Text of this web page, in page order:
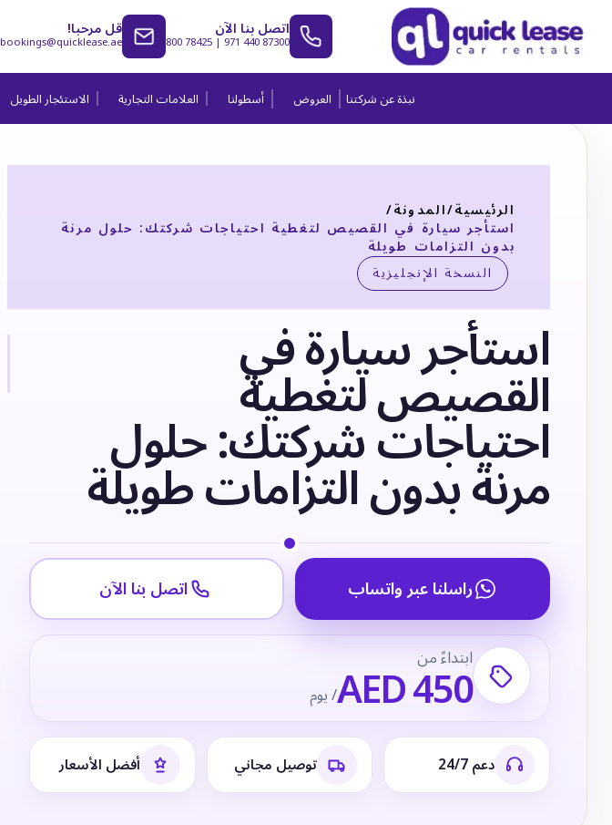
اتصل بنا الآن800 78425 |971 440 87300 قل مرحبا!
bookings@quicklease.ae
نبذة عن شركتنا العروض أسطولنا العلامات التجارية الاستئجار الطويل
الرئيسية/المدونة/
استأجر سيارة في القصيص لتغطية احتياجات شركتك: حلول مرنة
بدون التزامات طويلة
النسخة الإنجليزية
استأجر سيارة في
القصيص لتغطية
احتياجات شركتك: حلول
مرنة بدون التزامات طويلة
راسلنا عبر واتساب اتصل بنا الآن
ابتداءً من
AED 450/ يوم
دعم 24/7 توصيل مجاني أفضل الأسعار